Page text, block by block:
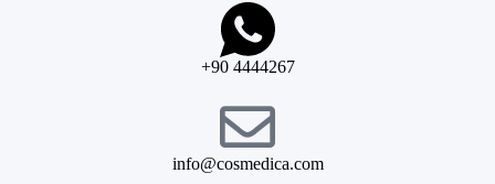
+90 4444267
info@cosmedica.com